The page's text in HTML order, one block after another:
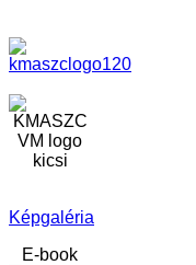
Képgaléria
E-book